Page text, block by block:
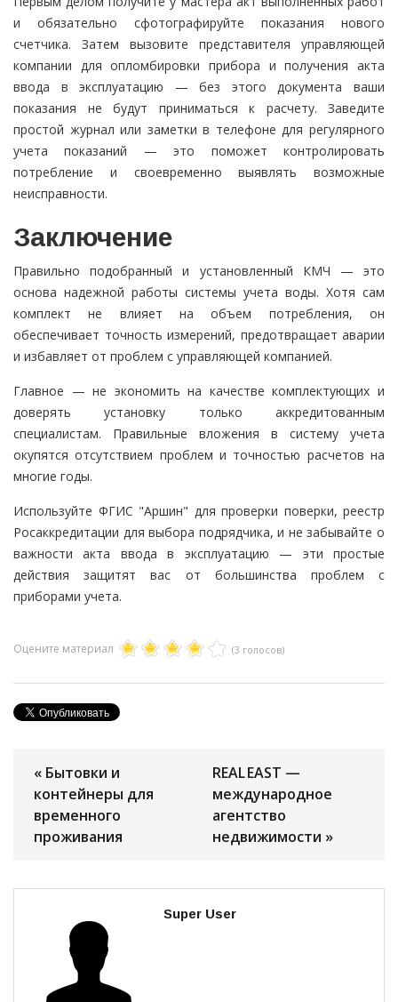
и обязательно сфотографируйте показания нового
счетчика. Затем вызовите представителя управляющей
компании для опломбировки прибора и получения акта
ввода в эксплуатацию — без этого документа ваши
показания не будут приниматься к расчету. Заведите
простой журнал или заметки в телефоне для регулярного
учета показаний — это поможет контролировать
потребление и своевременно выявлять возможные
неисправности.
Заключение
Правильно подобранный и установленный КМЧ — это
основа надежной работы системы учета воды. Хотя сам
комплект не влияет на объем потребления, он
обеспечивает точность измерений, предотвращает аварии
и избавляет от проблем с управляющей компанией.
Главное — не экономить на качестве комплектующих и
доверять установку только аккредитованным
специалистам. Правильные вложения в систему учета
окупятся отсутствием проблем и точностью расчетов на
многие годы.
Используйте ФГИС "Аршин" для проверки поверки, реестр
Росаккредитации для выбора подрядчика, и не забывайте о
важности акта ввода в эксплуатацию — эти простые
действия защитят вас от большинства проблем с
приборами учета.
Оцените материал (3 голосов)
« Бытовки и
контейнеры для
временного
проживания
REAL EAST —
международное
агентство
недвижимости »
Super User